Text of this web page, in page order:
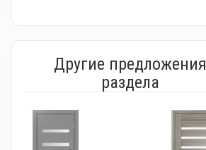
Другие предложения
раздела